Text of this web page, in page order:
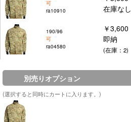
可
ra10910
在庫なし
190/96
可
ra04580
￥3,600
即納
(在庫：2)
別売りオプション
(選択すると同時にカートに入ります。)